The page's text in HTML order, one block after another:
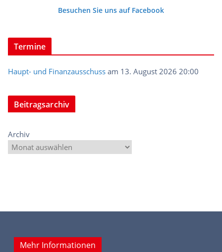
Besuchen Sie uns auf Facebook
Termine
Haupt- und Finanzausschuss am 13. August 2026 20:00
Beitragsarchiv
Archiv
Mehr Informationen